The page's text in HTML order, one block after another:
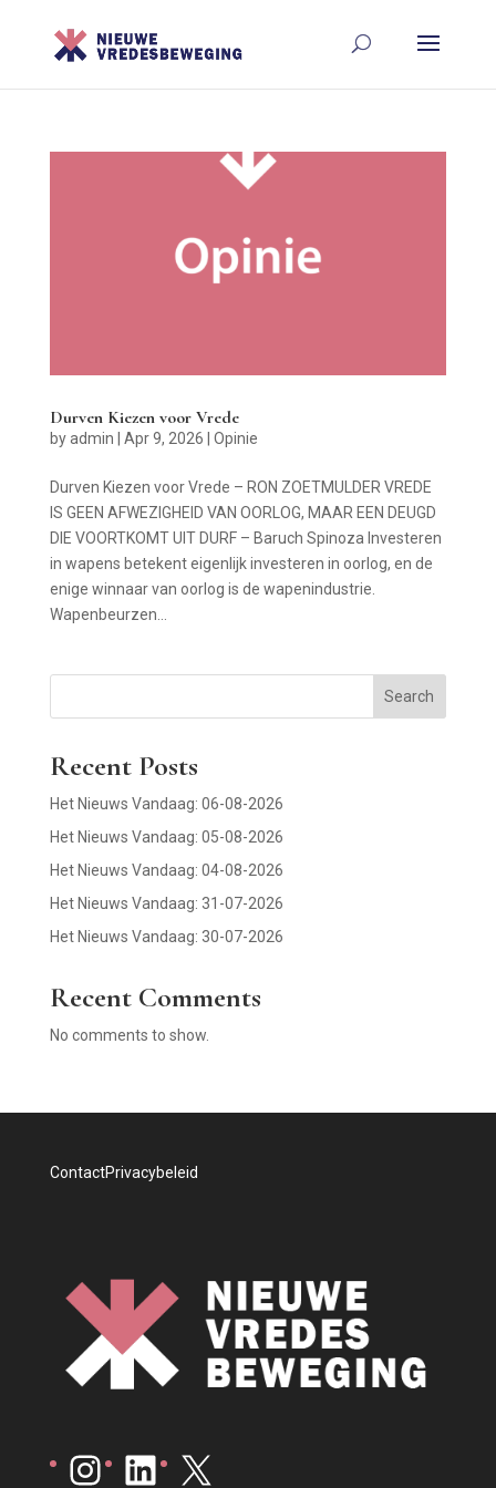
Durven Kiezen voor Vrede
byadmin | Apr 9, 2026 | Opinie
Durven Kiezen voor Vrede – RON ZOETMULDER VREDE
IS GEEN AFWEZIGHEID VAN OORLOG, MAAR EEN DEUGD
DIE VOORTKOMT UIT DURF – Baruch Spinoza Investeren
in wapens betekent eigenlijk investeren in oorlog, en de
enige winnaar van oorlog is de wapenindustrie.
Wapenbeurzen...
Search
Recent Posts
Het Nieuws Vandaag: 06-08-2026
Het Nieuws Vandaag: 05-08-2026
Het Nieuws Vandaag: 04-08-2026
Het Nieuws Vandaag: 31-07-2026
Het Nieuws Vandaag: 30-07-2026
Recent Comments
No comments to show.
ContactPrivacybeleid
Instagram
LinkedIn
X